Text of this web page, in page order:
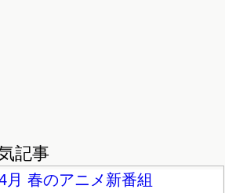
記事
月 春のアニメ新番組